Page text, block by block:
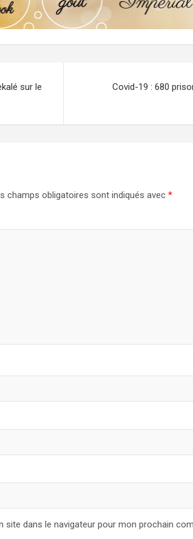
sur le
Covid-19 : 680
champs obligatoires sont indiqués avec *
dans le navigateur pour mon prochain